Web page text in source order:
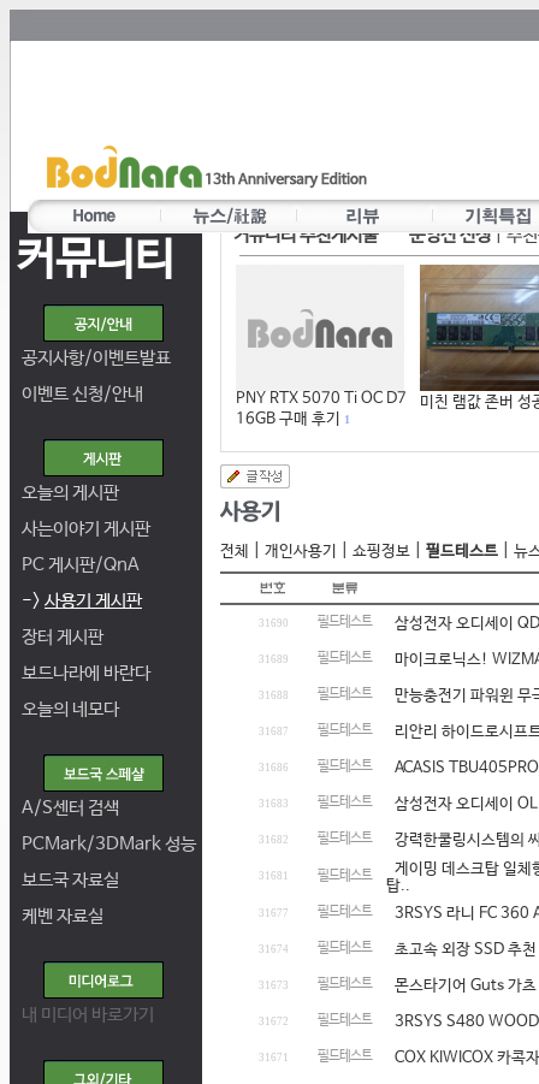
커뮤니티
공지사항/이벤트발표
이벤트 신청/안내
오늘의 게시판
사는이야기 게시판
PC 게시판/QnA
-> 사용기 게시판
장터 게시판
보드나라에 바란다
오늘의 네모다
A/S센터 검색
PCMark/3DMark 성능
보드국 자료실
케벤 자료실
내 미디어 바로가기
커뮤니티 추천게시물 운영진 선정|추
PNY RTX 5070 Ti OC D7
16GB 구매 후기
1
미친 램값 존버 성
전체 개인사용기 쇼핑정보 필드테스트 뉴
31690 필드테스트 삼성전자 오디세이
31689 필드테스트 마이크로닉스!
31688 필드테스트 만능충전기 파워윈 무
31687 필드테스트 리안리 하이드로시
31686 필드테스트 ACASIS
31683 필드테스트 삼성전자 오디세이
31682 필드테스트 강력한쿨링시스템의
31681 필드테스트
게이밍 데스크탑 일
탑..
31677 필드테스트 3RSYS 라니 FC 360
31674 필드테스트 초고속 외장 SSD 추
31673 필드테스트 몬스타기어 Guts 가
31672 필드테스트 3RSYS S480 WOOD
31671 필드테스트 COX KIWICOX 카콕